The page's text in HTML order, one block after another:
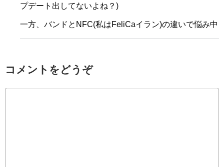
プデート出してないよね？)
一方、バンドとNFC(私はFeliCaイラン)の違いで悩み中
コメントをどうぞ